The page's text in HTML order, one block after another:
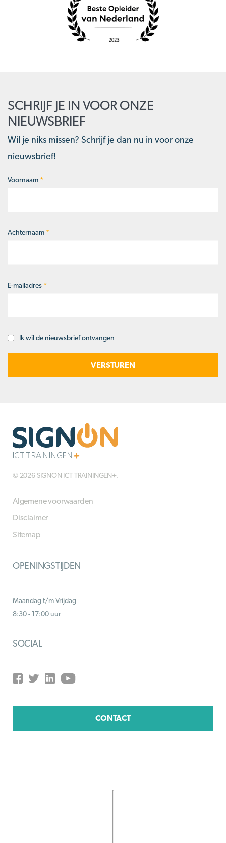
SCHRIJF JE IN VOOR ONZE
NIEUWSBRIEF
Wil je niks missen? Schrijf je dan nu in voor onze
nieuwsbrief!
Naam*
Voornaam *
Achternaam *
E-mailadres *
Opt-Ik wil de nieuwsbrief ontvangen
© 2026 SIGNON ICT TRAININGEN+.
Algemene voorwaarden
Disclaimer
Sitemap
OPENINGSTIJDEN
Maandag t/m Vrijdag
8:30 - 17:00 uur
SOCIAL
CONTACT